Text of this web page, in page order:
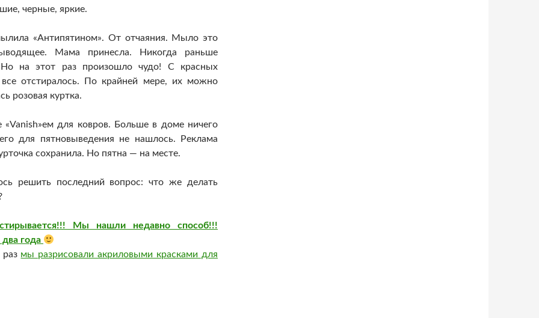
черные, яркие.
«Антипятином». От отчаяния. Мыло это
Мама принесла. Никогда раньше
на этот раз произошло чудо! С красных
отстиралось. По крайней мере, их можно
розовая куртка.
для ковров. Больше в доме ничего
для пятновыведения не нашлось. Реклама
сохранила. Но пятна — на месте.
решить последний вопрос: что же делать
Мы нашли недавно способ!!!
два года
мы разрисовали акриловыми красками для